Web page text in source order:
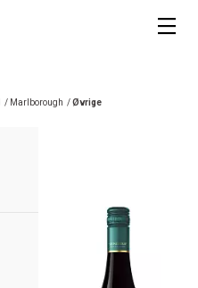
/ Marlborough /Øvrige